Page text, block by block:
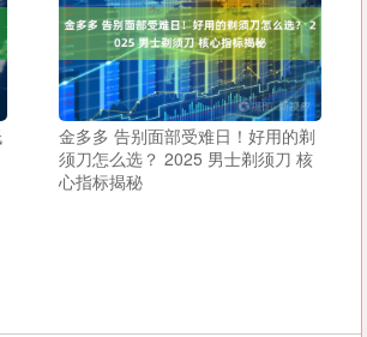
金多多 告别面部受难日！好用的剃
须刀怎么选？ 2025 男士剃须刀 核
心指标揭秘